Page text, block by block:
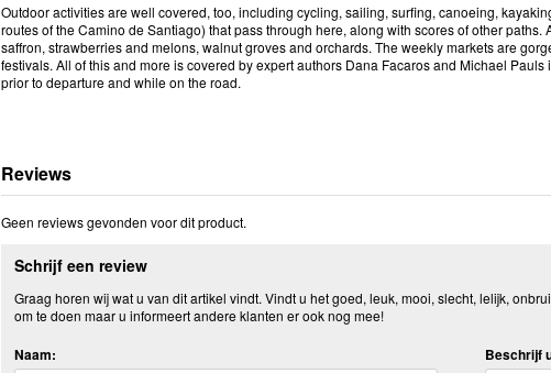
Outdoor activities are well covered, too, including cycling, sailing, surfing, canoeing,
routes of the Camino de Santiago) that pass through here, along with scores of other
saffron, strawberries and melons, walnut groves and orchards. The weekly markets are
festivals. All of this and more is covered by expert authors Dana Facaros and Michael
prior to departure and while on the road.
Reviews
Geen reviews gevonden voor dit product.
Schrijf een review
Graag horen wij wat u van dit artikel vindt. Vindt u het goed, leuk, mooi, slecht, lelijk,
om te doen maar u informeert andere klanten er ook nog mee!
Naam: Beschrijf